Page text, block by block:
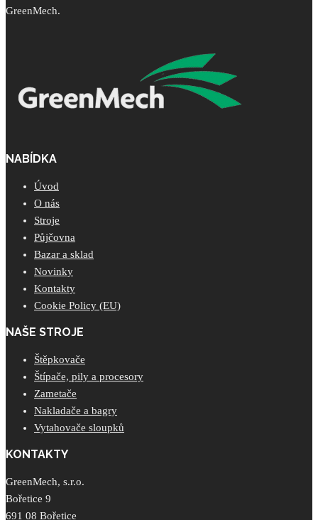
GreenMech.
NABÍDKA
Úvod
O nás
Stroje
Půjčovna
Bazar a sklad
Novinky
Kontakty
Cookie Policy (EU)
NAŠE STROJE
Štěpkovače
Štípače, pily a procesory
Zametače
Nakladače a bagry
Vytahovače sloupků
KONTAKTY
GreenMech, s.r.o.
Bořetice 9
691 08 Bořetice